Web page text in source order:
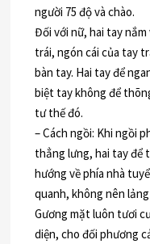
người 75 độ và chào.
Đối với nữ, hai tay
trái, ngón cái của tay
bàn tay. Hai tay để
biệt tay không để
tư thế đó.
– Cách ngồi: Khi ngồi
thẳng lưng, hai tay để
hướng về phía nhà
quanh, không nên
Gương mặt luôn tươi
diện, cho đối phương